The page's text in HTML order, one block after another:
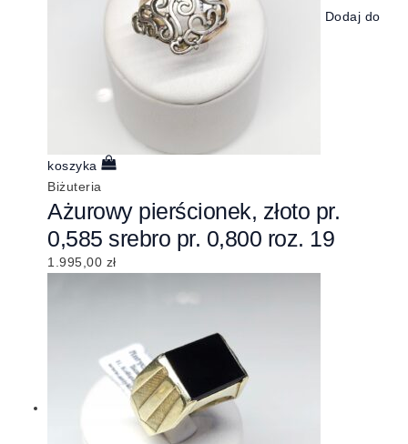
Dodaj do
koszyka
Biżuteria
Ażurowy pierścionek, złoto pr.
0,585 srebro pr. 0,800 roz. 19
1.995,00 zł